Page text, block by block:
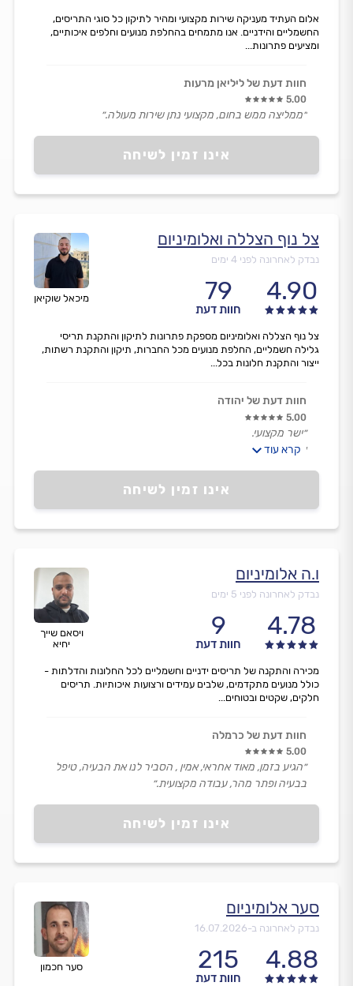
אינו זמין לשיחה
אלום העתיד מעניקה שירות מקצועי ומהיר לתיקון כל סוגי התריסים,
החשמליים והידניים. אנו מתמחים בהחלפת מנועים וחלפים איכותיים,
ומציעים פתרונות...
חוות דעת של ליליאן מרעות
5.00
״ממליצה ממש בחום, מקצועי נתן שירות מעולה.״
מיכאל שוקיאן
צל נוף הצללה ואלומיניום
נבדק לאחרונה לפני 4 ימים
4.90
79
חוות דעת
אינו זמין לשיחה
צל נוף הצללה ואלומיניום מספקת פתרונות לתיקון והתקנת תריסי
גלילה חשמליים, החלפת מנועים מכל החברות, תיקון והתקנת רשתות,
ייצור והתקנת חלונות בכל...
חוות דעת של יהודה
5.00
״ישר מקצועי.
אמין.
קרא עוד
ויסאם שייך
יחיא
ו.ה אלומיניום
נבדק לאחרונה לפני 5 ימים
4.78
9
חוות דעת
אינו זמין לשיחה
מכירה והתקנה של תריסים ידניים וחשמליים לכל החלונות והדלתות -
כולל מנועים מתקדמים, שלבים עמידים ורצועות איכותיות. תריסים
חלקים, שקטים ובטוחים...
חוות דעת של כרמלה
5.00
״הגיע בזמן, מאוד אחראי, אמין , הסביר לנו את הבעיה, טיפל
בבעיה ופתר מהר, עבודה מקצועית.״
סער חכמון
סער אלומיניום
נבדק לאחרונה ב-16.07.2026
4.88
215
חוות דעת